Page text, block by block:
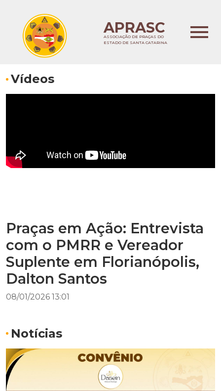
APRASC
ASSOCIAÇÃO DE PRAÇAS DO
ESTADO DE SANTA CATARINA
Vídeos
Praças em Ação: Entrevista
com o PMRR e Vereador
Suplente em Florianópolis,
Dalton Santos
08/01/2026 13:01
Notícias